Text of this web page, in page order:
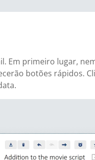
Em primeiro lugar,
botões rápidos.